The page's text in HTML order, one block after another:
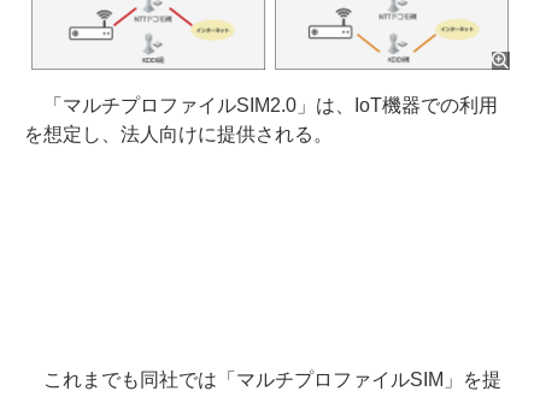
「マルチプロファイルSIM2.0」は、IoT機器での利用
を想定し、法人向けに提供される。
これまでも同社では「マルチプロファイルSIM」を提